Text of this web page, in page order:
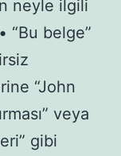
neyle ilgili
“Bu belge”
“John
veya
gibi